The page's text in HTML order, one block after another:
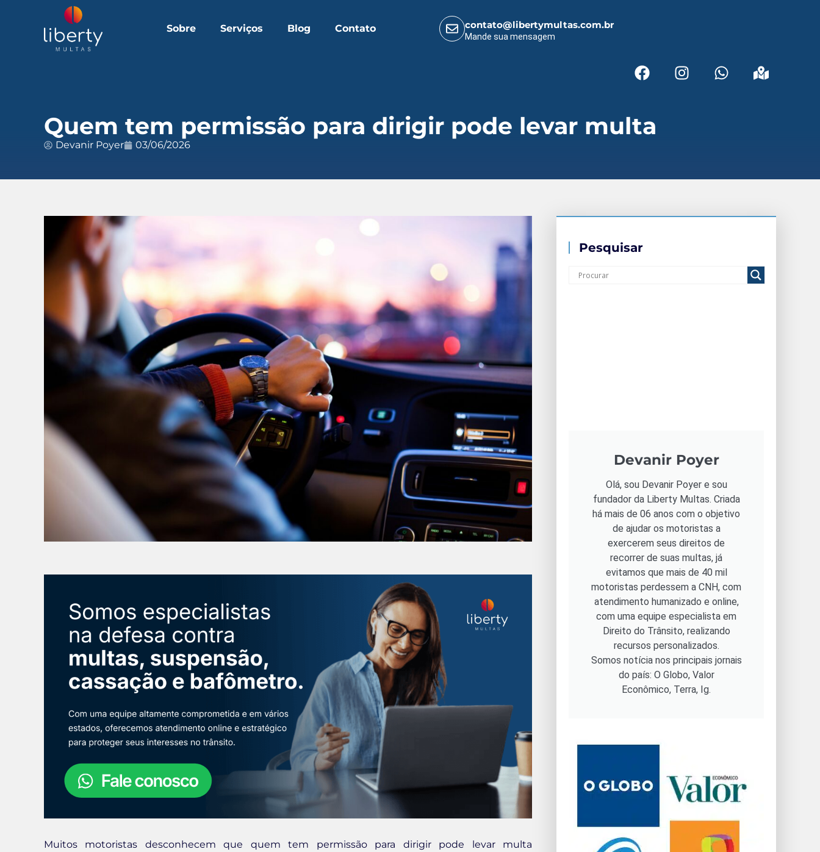
Sobre Serviços Blog Contato contato@libertymultas.com.br
Mande sua mensagem
Quem tem permissão para dirigir pode levar multa
Devanir Poyer 03/06/2026
Muitos motoristas desconhecem que quem tem permissão para dirigir pode levar multa
Pesquisar
Devanir Poyer
Olá, sou Devanir Poyer e sou
fundador da Liberty Multas. Criada
há mais de 06 anos com o objetivo
de ajudar os motoristas a
exercerem seus direitos de
recorrer de suas multas, já
evitamos que mais de 40 mil
motoristas perdessem a CNH, com
atendimento humanizado e online,
com uma equipe especialista em
Direito do Trânsito, realizando
recursos personalizados.
Somos notícia nos principais jornais
do país: O Globo, Valor
Econômico, Terra, Ig.